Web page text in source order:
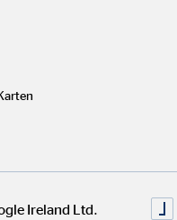
(z.B.
und
Vermögensberatung
von
(Environment), Soziales
Ireland Ltd.